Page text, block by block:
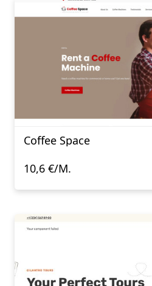
Coffee Space
10,6 €/M.